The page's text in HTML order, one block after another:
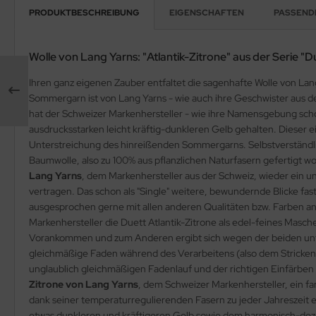
PRODUKTBESCHREIBUNG EIGENSCHAFTEN
Wolle von Lang Yarns: "Atlantik-Zitrone" aus der Serie
Ihren ganz eigenen Zauber entfaltet die sagenhafte Wolle von
Sommergarn ist von Lang Yarns - wie auch ihre Geschwister
hat der Schweizer Markenhersteller - wie ihre Namensgebung
ausdrucksstarken leicht kräftig-dunkleren Gelb gehalten. Dieser
Unterstreichung des hinreißenden Sommergarns.
Baumwolle, also zu 100% aus pflanzlichen Naturfasern gefertigt
Lang Yarns , dem Markenhersteller aus der Schweiz, wieder
vertragen. Das schon als "Single" weitere, bewundernde Blicke
ausgesprochen gerne mit allen anderen Qualitäten bzw. Farben
Markenhersteller die Duett Atlantik-Zitrone als edel-feines
Vorankommen und zum Anderen ergibt sich wegen der beiden
gleichmäßige Faden während des Verarbeitens (also dem
unglaublich gleichmäßigen Fadenlauf und der richtigen
Zitrone von Lang Yarns , dem Schweizer Markenhersteller, ein
dank seiner temperaturregulierenden Fasern zu jeder